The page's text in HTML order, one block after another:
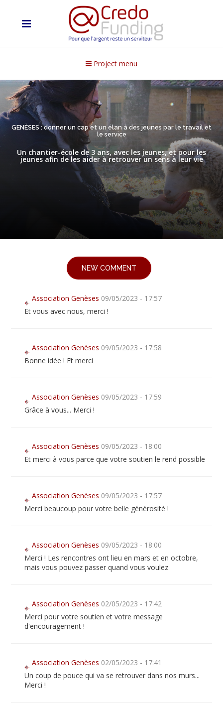
Project menu
GENÈSES : donner un cap et un élan à des jeunes par le travail et
le service
Un chantier-école de 3 ans, avec les jeunes, et pour les
jeunes afin de les aider à retrouver un sens à leur vie
NEW COMMENT
Association Genèses 09/05/2023 - 17:57
Et vous avec nous, merci !
Association Genèses 09/05/2023 - 17:58
Bonne idée ! Et merci
Association Genèses 09/05/2023 - 17:59
Grâce à vous... Merci !
Association Genèses 09/05/2023 - 18:00
Et merci à vous parce que votre soutien le rend possible
Association Genèses 09/05/2023 - 17:57
Merci beaucoup pour votre belle générosité !
Association Genèses 09/05/2023 - 18:00
Merci ! Les rencontres ont lieu en mars et en octobre,
mais vous pouvez passer quand vous voulez
Association Genèses 02/05/2023 - 17:42
Merci pour votre soutien et votre message
d'encouragement !
Association Genèses 02/05/2023 - 17:41
Un coup de pouce qui va se retrouver dans nos murs...
Merci !